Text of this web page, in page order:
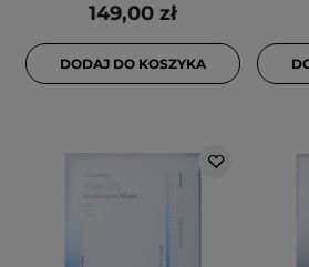
149,00 zł
DODAJ DO KOSZYKA